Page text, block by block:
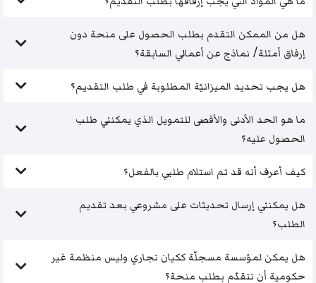
هل من الممكن التقدم بطلب الحصول على منحة دون
إرفاق أمثلة/ نماذج عن أعمالي السابقة؟
هل يجب تحديد الميزانيّة المطلوبة في طلب التقديم؟
ما هو الحد الأدنى والأقصى للتمويل الذي يمكنني طلب
الحصول عليه؟
كيف أعرف أنه قد تم استلام طلبي بالفعل؟
هل يمكنني إرسال تحديثات على مشروعي بعد تقديم
الطلب؟
هل يمكن لمؤسسة مسجلّة ككيان تجاري وليس منظمة غير
حكومية أن تتقدّم بطلب منحة؟